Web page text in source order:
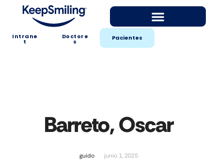
Intrane
t
Doctore
s Pacientes
Barreto, Oscar
guido junio 1, 2025